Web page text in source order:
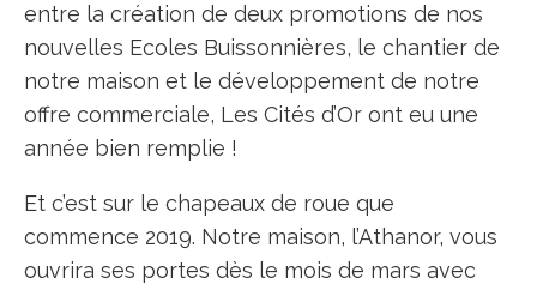
entre la création de deux promotions de nos
nouvelles Ecoles Buissonnières, le chantier de
notre maison et le développement de notre
offre commerciale, Les Cités d’Or ont eu une
année bien remplie !
Et c’est sur le chapeaux de roue que
commence 2019. Notre maison, l’Athanor, vous
ouvrira ses portes dès le mois de mars avec